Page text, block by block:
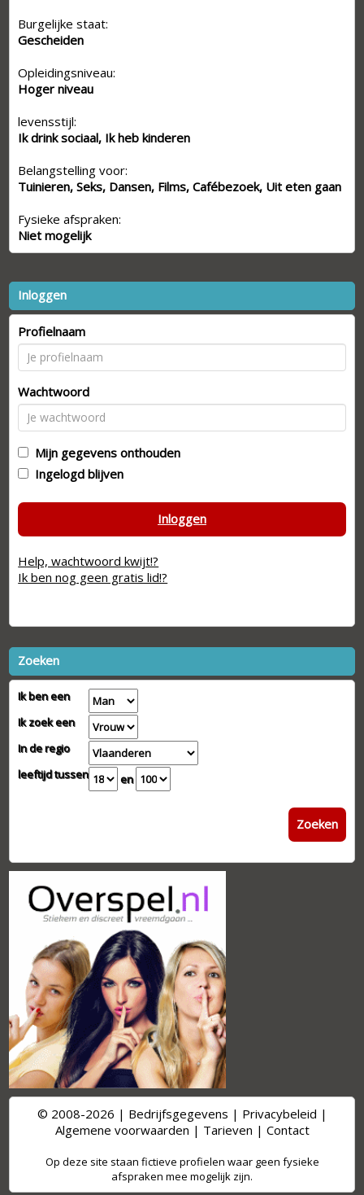
Burgelijke staat:
Gescheiden
Opleidingsniveau:
Hoger niveau
levensstijl:
Ik drink sociaal, Ik heb kinderen
Belangstelling voor:
Tuinieren, Seks, Dansen, Films, Cafébezoek, Uit eten gaan
Fysieke afspraken:
Niet mogelijk
Inloggen
Profielnaam
Wachtwoord
Mijn gegevens onthouden
Ingelogd blijven
Inloggen
Help, wachtwoord kwijt!?
Ik ben nog geen gratis lid!?
Zoeken
Ik ben een
Ik zoek een
In de regio
leeftijd tussen
en
Zoeken
© 2008-2026 | Bedrijfsgegevens | Privacybeleid |
Algemene voorwaarden | Tarieven | Contact
Op deze site staan fictieve profielen waar geen fysieke
afspraken mee mogelijk zijn.